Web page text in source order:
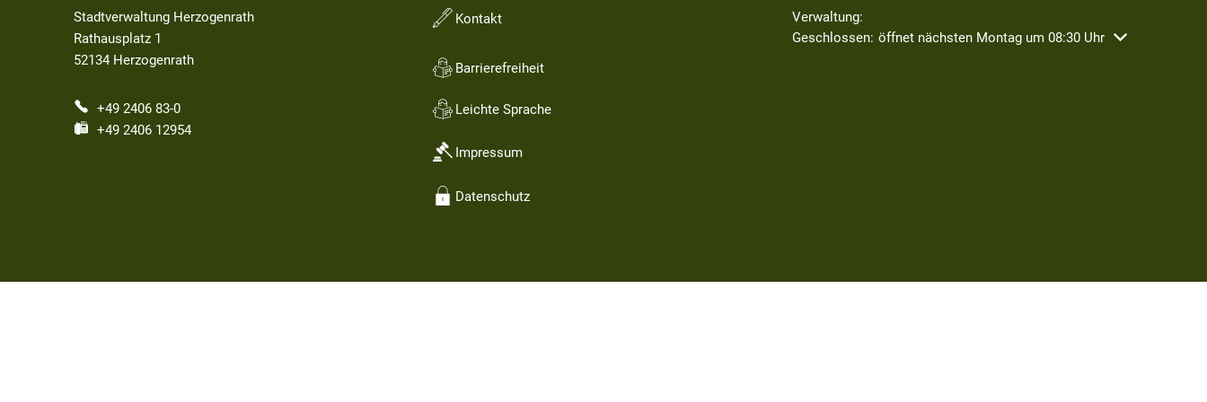
Stadtverwaltung Herzogenrath
Rathausplatz 1
52134 Herzogenrath
+49 2406 83-0
+49 2406 12954
Kontakt
Barrierefreiheit
Leichte Sprache
Impressum
Datenschutz
Verwaltung:
Klicken, um weitere Öffnungs- oder Schließzeiten auszublenden
Geschlossen: öffnet nächsten Montag um 08:30 Uhr